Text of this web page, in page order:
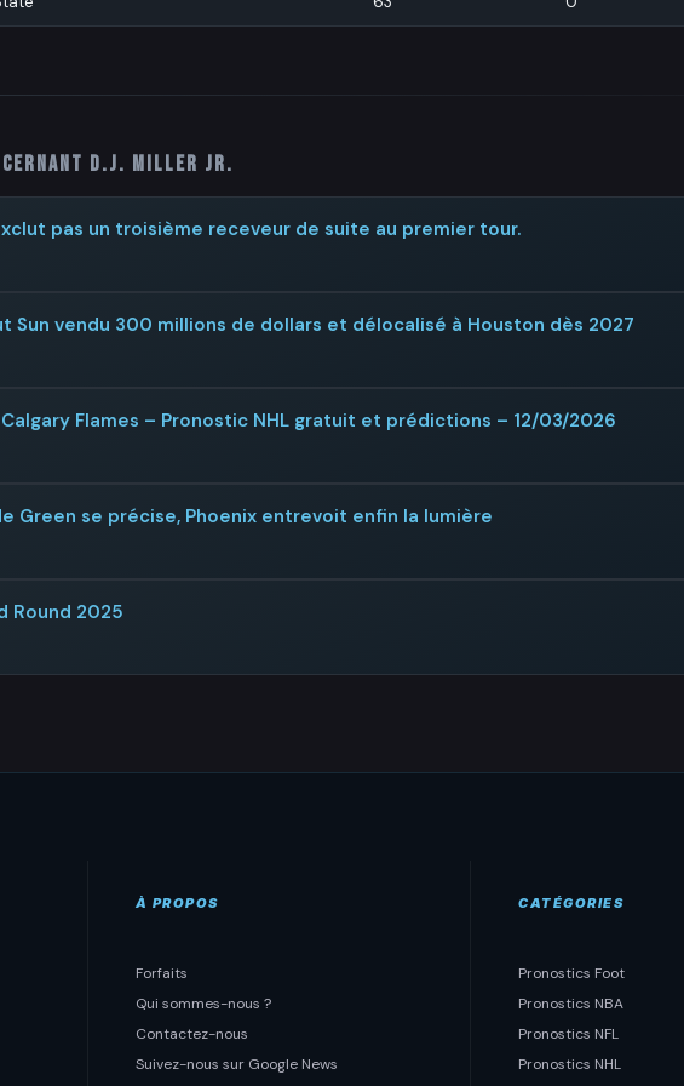
D.J. Miller Jr.
pas un troisième receveur de suite au premier tour.
Sun vendu 300 millions de dollars et délocalisé à Houston dès 2027
Flames – Pronostic NHL gratuit et prédictions – 12/03/2026
Green se précise, Phoenix entrevoit enfin la lumière
Round 2025
À PROPOS
Forfaits
Qui sommes-nous ?
Contactez-nous
Suivez-nous sur Google News
CATÉGORIES
Pronostics Foot
Pronostics NBA
Pronostics NFL
Pronostics NHL